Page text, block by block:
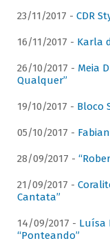
23/11/2017 - CDR
16/11/2017 - Karla
26/10/2017 - Meia
Qualquer”
19/10/2017 - Bloco
05/10/2017 -
28/09/2017 -
21/09/2017 -
Cantata”
14/09/2017 - Luísa
“Ponteando”